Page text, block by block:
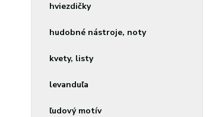
hviezdičky
hudobné nástroje, noty
kvety, listy
levanduľa
ľudový motív